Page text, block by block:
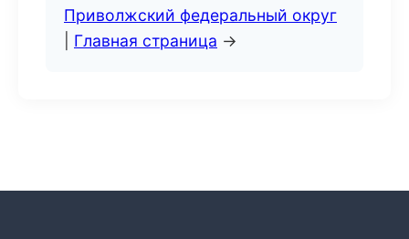
Приволжский федеральный округ
Главная страница →